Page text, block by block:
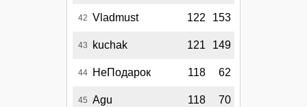
42 Vladmust 122 153
43 kuchak 121 149
44 НеПодарок 118 62
45 Agu 118 70